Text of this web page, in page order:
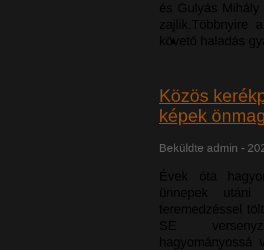
és Gulyás
zajlik.Többnyire
követő haladás
Közös
képek
Beküldte admin -
Évek óta
ünnepek utáni
teremedzéssel
SE
hagyományossá